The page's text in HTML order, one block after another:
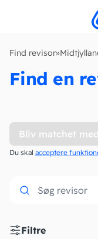
Find revisor»
Find en
Bliv matchet
Du skal acceptere
Filtre